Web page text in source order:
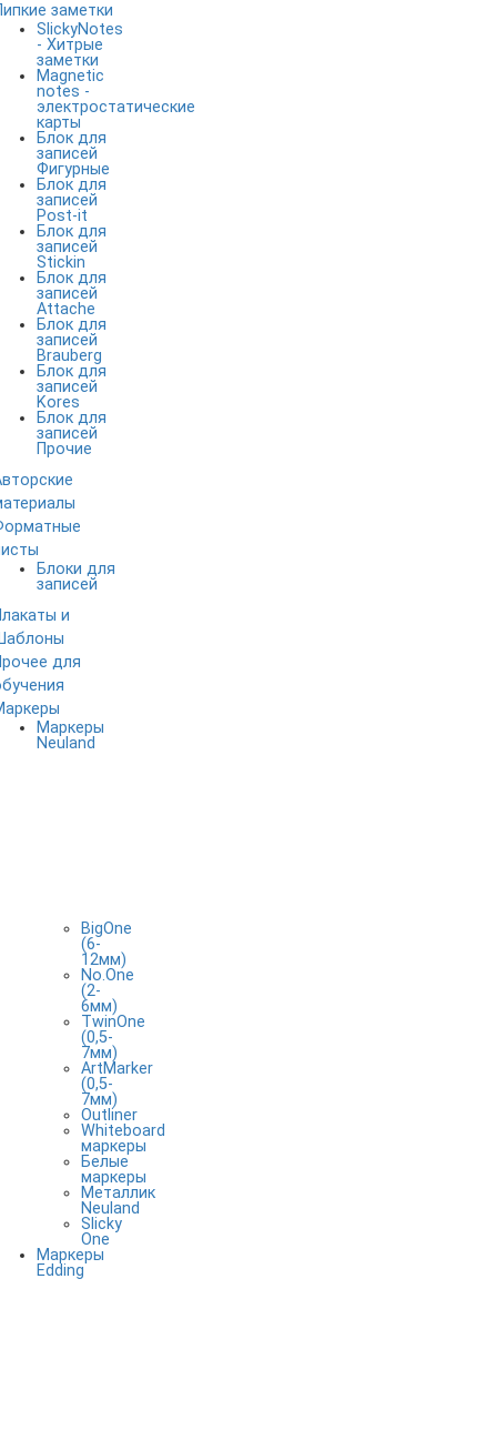
заметки
SlickyNotes
- Хитрые
заметки
Magnetic
notes -
электростатические
карты
Блок для
записей
Фигурные
Блок для
записей
Post-it
Блок для
записей
Stickin
Блок для
записей
Attache
Блок для
записей
Brauberg
Блок для
записей
Kores
Блок для
записей
Прочие
Блоки для
записей
и
для
Маркеры
Neuland
BigOne
(6-
12мм)
No.One
(2-
6мм)
TwinOne
(0,5-
7мм)
ArtMarker
(0,5-
7мм)
Outliner
Whiteboard
маркеры
Белые
маркеры
Металлик
Neuland
Slicky
One
Маркеры
Edding